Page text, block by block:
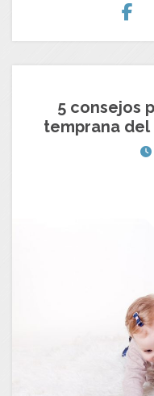
5 consejos
temprana